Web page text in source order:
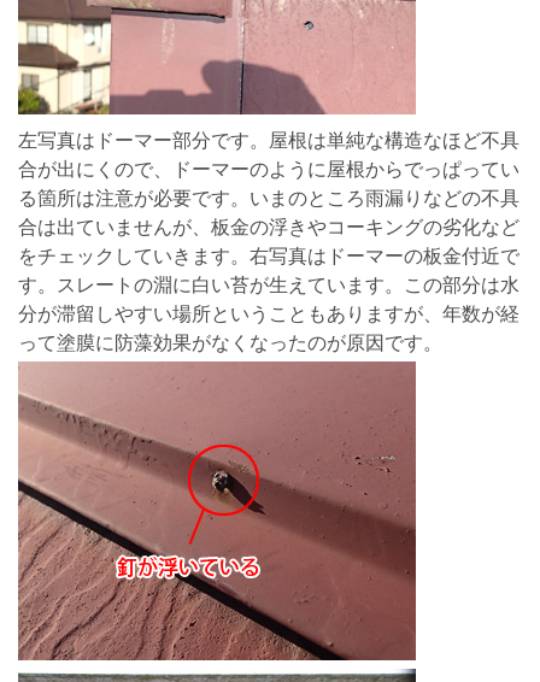
左写真はドーマー部分です。屋根は単純な構造なほど不具
合が出にくので、ドーマーのように屋根からでっぱってい
る箇所は注意が必要です。いまのところ雨漏りなどの不具
合は出ていませんが、板金の浮きやコーキングの劣化など
をチェックしていきます。右写真はドーマーの板金付近で
す。スレートの淵に白い苔が生えています。この部分は水
分が滞留しやすい場所ということもありますが、年数が経
って塗膜に防藻効果がなくなったのが原因です。